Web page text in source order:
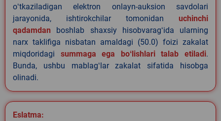
oʻtkaziladigan elektron onlayn-auksion savdolari
jarayonida, ishtirokchilar tomonidan uchinchi
qadamdan boshlab shaxsiy hisobvaragʻida ularning
narx taklifiga nisbatan amaldagi (50.0) foizi zakalat
miqdoridagi summaga ega boʻlishlari talab etiladi.
Bunda, ushbu mablagʻlar zakalat sifatida hisobga
olinadi.
Eslatma: